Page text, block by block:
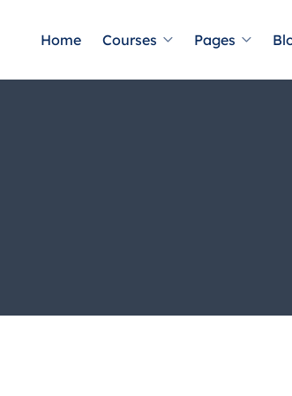
Home Courses Pages